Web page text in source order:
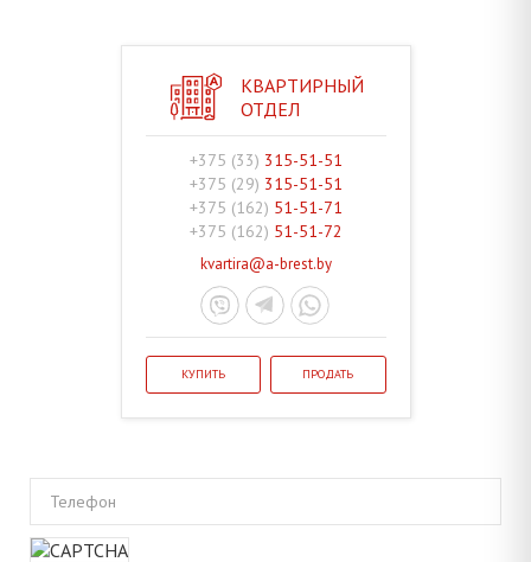
КВАРТИРНЫЙ
ОТДЕЛ
+375 (33) 315-51-51
+375 (29) 315-51-51
+375 (162) 51-51-71
+375 (162) 51-51-72
kvartira@a-brest.by
КУПИТЬ ПРОДАТЬ
Телефон